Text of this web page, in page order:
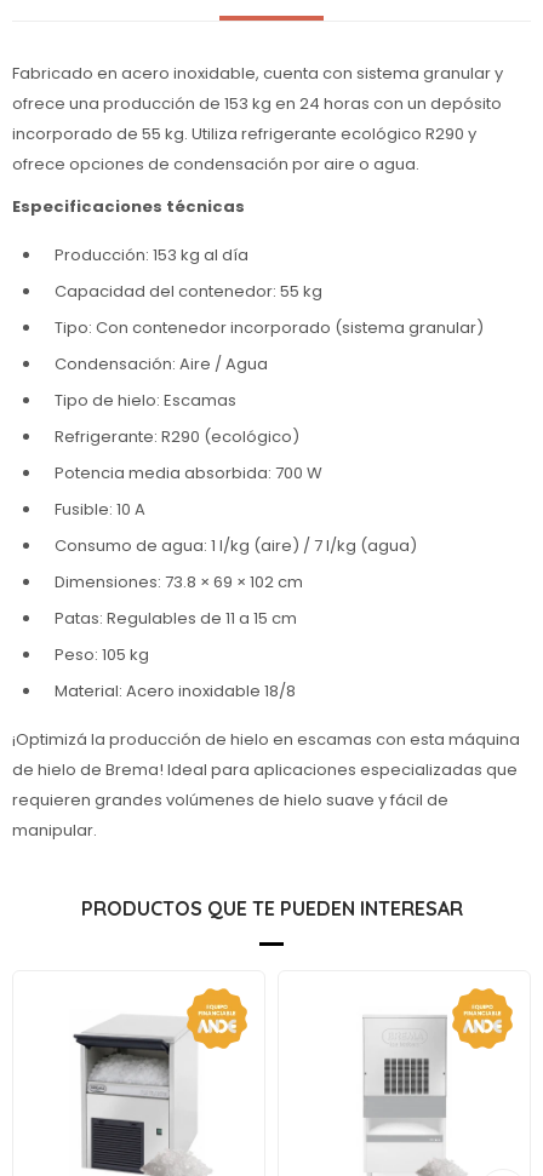
Fabricado en acero inoxidable, cuenta con sistema granular y
ofrece una producción de 153 kg en 24 horas con un depósito
incorporado de 55 kg. Utiliza refrigerante ecológico R290 y
ofrece opciones de condensación por aire o agua.
Especificaciones técnicas
Producción: 153 kg al día
Capacidad del contenedor: 55 kg
Tipo: Con contenedor incorporado (sistema granular)
Condensación: Aire / Agua
Tipo de hielo: Escamas
Refrigerante: R290 (ecológico)
Potencia media absorbida: 700 W
Fusible: 10 A
Consumo de agua: 1 l/kg (aire) / 7 l/kg (agua)
Dimensiones: 73.8 × 69 × 102 cm
Patas: Regulables de 11 a 15 cm
Peso: 105 kg
Material: Acero inoxidable 18/8
¡Optimizá la producción de hielo en escamas con esta máquina
de hielo de Brema! Ideal para aplicaciones especializadas que
requieren grandes volúmenes de hielo suave y fácil de
manipular.
PRODUCTOS QUE TE PUEDEN INTERESAR